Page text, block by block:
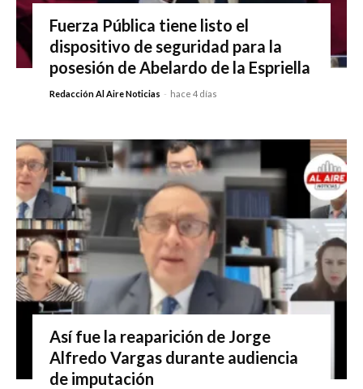
Fuerza Pública tiene listo el
dispositivo de seguridad para la
posesión de Abelardo de la Espriella
Redacción Al Aire Noticias - hace 4 días
Así fue la reaparición de Jorge
Alfredo Vargas durante audiencia
de imputación